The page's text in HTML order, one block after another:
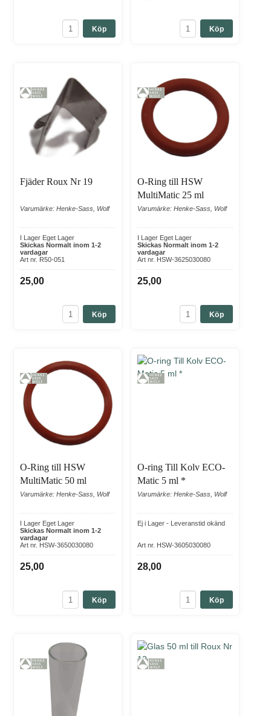
Köp Köp
Fjäder Roux Nr 19
Varumärke: Henke-Sass, Wolf
I Lager Eget Lager
Skickas Normalt inom 1-2
vardagar
Art nr. R50-051
25,00
Köp
O-Ring till HSW
MultiMatic 25 ml
Varumärke: Henke-Sass, Wolf
I Lager Eget Lager
Skickas Normalt inom 1-2
vardagar
Art nr. HSW-3625030080
25,00
Köp
O-Ring till HSW
MultiMatic 50 ml
Varumärke: Henke-Sass, Wolf
I Lager Eget Lager
Skickas Normalt inom 1-2
vardagar
Art nr. HSW-3650030080
25,00
Köp
O-ring Till Kolv ECO-
Matic 5 ml *
Varumärke: Henke-Sass, Wolf
Ej i Lager - Leveranstid okänd
Art nr. HSW-3605030080
28,00
Köp